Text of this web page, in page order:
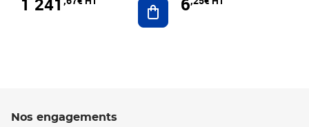
Nos engagements